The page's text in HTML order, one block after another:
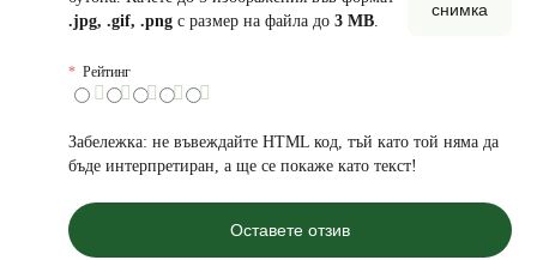
.jpg, .gif, .png с размер на файла до 3 MB.
снимка
Рейтинг
Забележка: не въвеждайте HTML код, тъй като той няма да
бъде интерпретиран, а ще се покаже като текст!
Оставете отзив